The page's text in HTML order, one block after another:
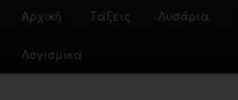
Αρχική Τάξεις Λυσάρια
Λογισμικά